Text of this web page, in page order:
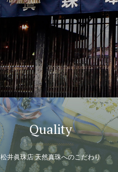
Quality
松井眞珠店 天然真珠へのこだわり